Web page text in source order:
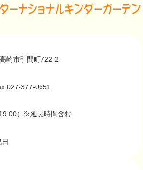
崎市引間町722-2
377-0651
）※延長時間含む